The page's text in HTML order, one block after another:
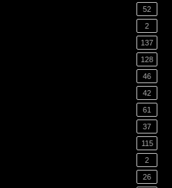
52
2
137
128
46
42
61
37
115
2
26